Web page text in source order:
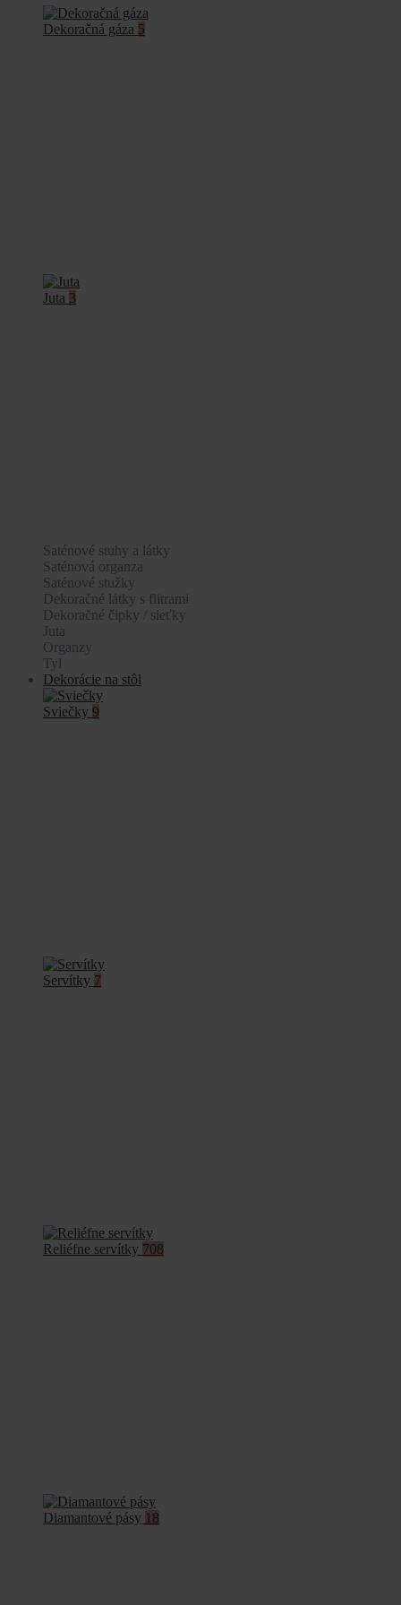
Dekoračná gáza 5
Juta 3
Saténové stuhy a látky
Saténová organza
Saténové stužky
Dekoračné látky s flitrami
Dekoračné čipky / sieťky
Juta
Organzy
Tyl
Dekorácie na stôl
Sviečky 9
Servítky 7
Reliéfne servítky 708
Diamantové pásy 18